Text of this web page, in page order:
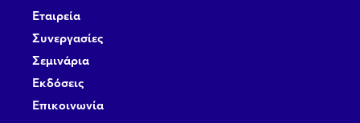
Εταιρεία
Συνεργασίες
Σεμινάρια
Εκδόσεις
Επικοινωνία